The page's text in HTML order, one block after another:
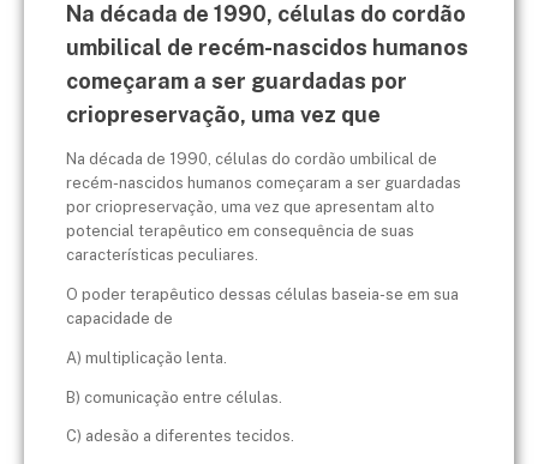
Na década de 1990, células do cordão
umbilical de recém-nascidos humanos
começaram a ser guardadas por
criopreservação, uma vez que
Na década de 1990, células do cordão umbilical de
recém-nascidos humanos começaram a ser guardadas
por criopreservação, uma vez que apresentam alto
potencial terapêutico em consequência de suas
características peculiares.
O poder terapêutico dessas células baseia-se em sua
capacidade de
A) multiplicação lenta.
B) comunicação entre células.
C) adesão a diferentes tecidos.